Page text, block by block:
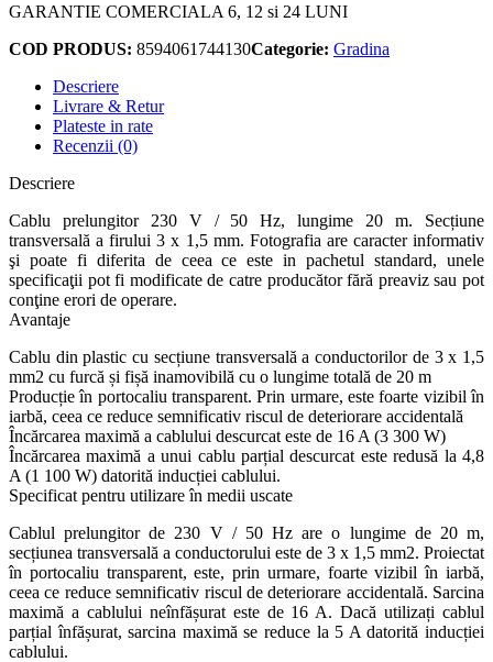
GARANTIE COMERCIALA 6, 12 si 24 LUNI
COD PRODUS: 8594061744130Categorie: Gradina
Descriere
Livrare & Retur
Plateste in rate
Recenzii (0)
Descriere
Cablu prelungitor 230 V / 50 Hz, lungime 20 m. Secțiune
transversală a firului 3 x 1,5 mm. Fotografia are caracter informativ
şi poate fi diferita de ceea ce este in pachetul standard, unele
specificaţii pot fi modificate de catre producător fără preaviz sau pot
conţine erori de operare.
Avantaje
Cablu din plastic cu secțiune transversală a conductorilor de 3 x 1,5
mm2 cu furcă și fișă inamovibilă cu o lungime totală de 20 m
Producție în portocaliu transparent. Prin urmare, este foarte vizibil în
iarbă, ceea ce reduce semnificativ riscul de deteriorare accidentală
Încărcarea maximă a cablului descurcat este de 16 A (3 300 W)
Încărcarea maximă a unui cablu parțial descurcat este redusă la 4,8
A (1 100 W) datorită inducției cablului.
Specificat pentru utilizare în medii uscate
Cablul prelungitor de 230 V / 50 Hz are o lungime de 20 m,
secțiunea transversală a conductorului este de 3 x 1,5 mm2. Proiectat
în portocaliu transparent, este, prin urmare, foarte vizibil în iarbă,
ceea ce reduce semnificativ riscul de deteriorare accidentală. Sarcina
maximă a cablului neînfășurat este de 16 A. Dacă utilizați cablul
parțial înfășurat, sarcina maximă se reduce la 5 A datorită inducției
cablului.